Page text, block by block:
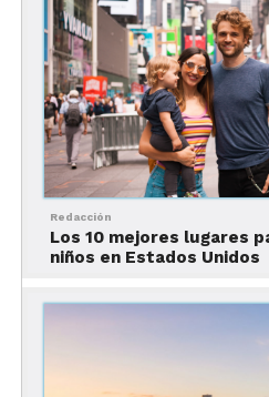
Aquí los visitantes pueden
atracciones
películas
Redacción
Los 10 mejores lugares
niños en Estados Unidos